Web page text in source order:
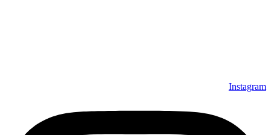
Instagram